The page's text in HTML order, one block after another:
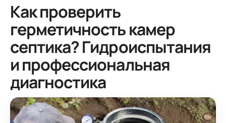
Как проверить
герметичность камер
септика? Гидроиспытания
и профессиональная
диагностика